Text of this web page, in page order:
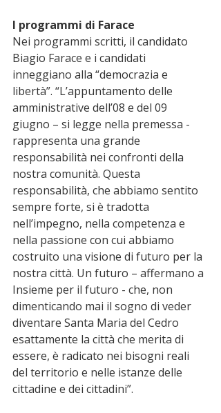
I programmi di Farace
Nei programmi scritti, il candidato
Biagio Farace e i candidati
inneggiano alla “democrazia e
libertà”. “L’appuntamento delle
amministrative dell’08 e del 09
giugno – si legge nella premessa -
rappresenta una grande
responsabilità nei confronti della
nostra comunità. Questa
responsabilità, che abbiamo sentito
sempre forte, si è tradotta
nell’impegno, nella competenza e
nella passione con cui abbiamo
costruito una visione di futuro per la
nostra città. Un futuro – affermano a
Insieme per il futuro - che, non
dimenticando mai il sogno di veder
diventare Santa Maria del Cedro
esattamente la città che merita di
essere, è radicato nei bisogni reali
del territorio e nelle istanze delle
cittadine e dei cittadini”.